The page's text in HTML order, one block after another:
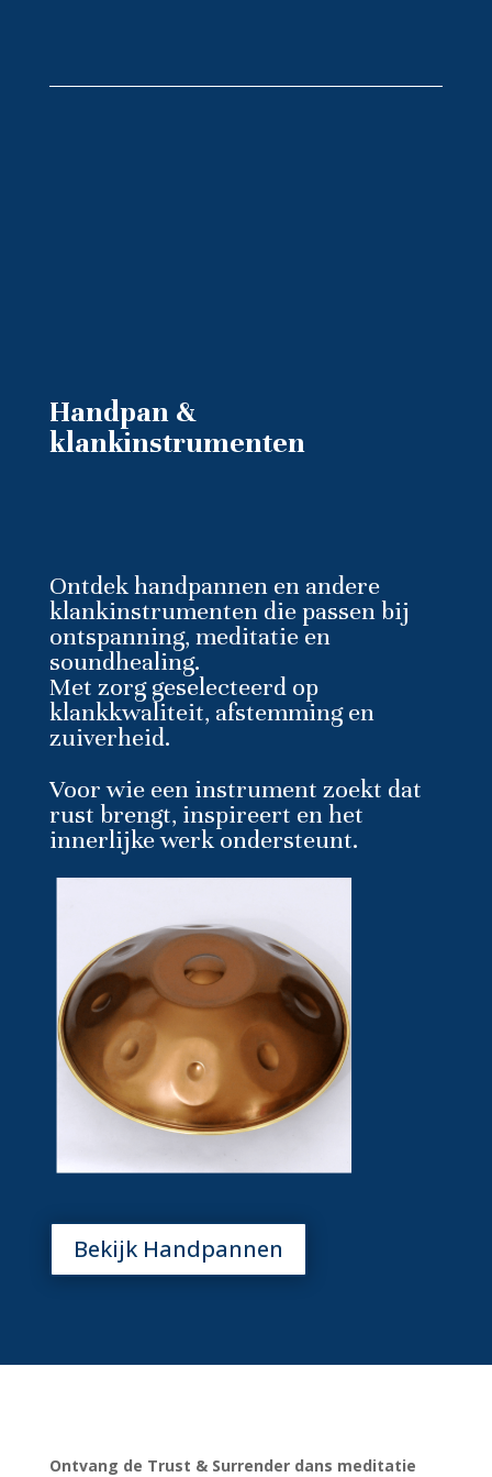
Handpan &
klankinstrumenten
Ontdek handpannen en andere
klankinstrumenten die passen bij
ontspanning, meditatie en
soundhealing.
Met zorg geselecteerd op
klankkwaliteit, afstemming en
zuiverheid.
Voor wie een instrument zoekt dat
rust brengt, inspireert en het
innerlijke werk ondersteunt.
Bekijk Handpannen
Ontvang de Trust & Surrender dans meditatie